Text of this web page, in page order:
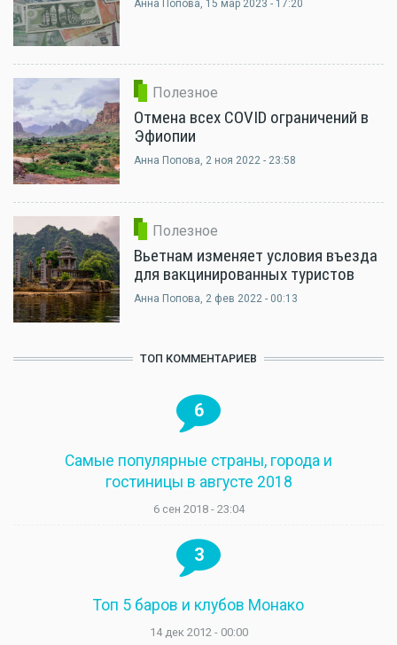
Анна Попова, 15 мар 2023 - 17:20
Полезное
Отмена всех COVID ограничений в
Эфиопии
Анна Попова, 2 ноя 2022 - 23:58
Полезное
Вьетнам изменяет условия въезда
для вакцинированных туристов
Анна Попова, 2 фев 2022 - 00:13
ТОП КОММЕНТАРИЕВ
6
Самые популярные страны, города и
гостиницы в августе 2018
6 сен 2018 - 23:04
3
Топ 5 баров и клубов Монако
14 дек 2012 - 00:00